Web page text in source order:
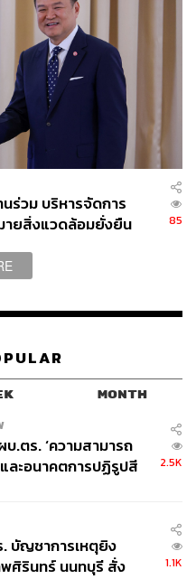
ร่วม บริหารจัดการ
ายสิ่งแวดล้อมยั่งยืน
85
MONTH
.ตร. ‘ความสามารถ
และอนาคตการปฏิรูปสี
2.5K
บัญชาการเหตุยิง
พศิรินทร์ นนทบุรี สั่ง
1.1K